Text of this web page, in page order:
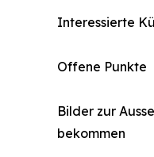
Interessierte
Offene Punkte
Bilder zur
bekommen